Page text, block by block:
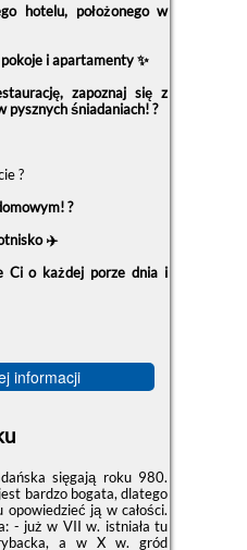
hotelu, położonego w
i apartamenty ✨
zapoznaj się z
pysznych śniadaniach! ?
?
?
✈️
Ci o każdej porze dnia i
informacji
sięgają roku 980.
bardzo bogata, dlatego
ją w całości.
- już w VII w. istniała tu
a w X w. gród